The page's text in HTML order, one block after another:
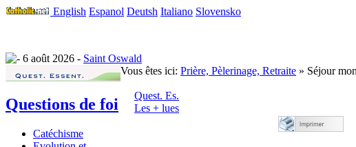
English Espanol Deutsh Italiano Slovensko
6 août 2026 - Saint Oswald
Questions de foi
Catéchisme
Vous êtes ici: Prière, Pèlerinage, Retraite » Séjour
Quest. Es.
Les + lues